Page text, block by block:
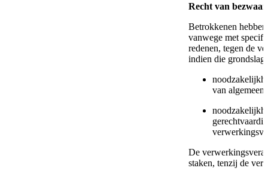
Recht van bezwaar
Betrokkenen
vanwege met
redenen, tegen de
indien die
van algemeen
De
staken, tenzij de